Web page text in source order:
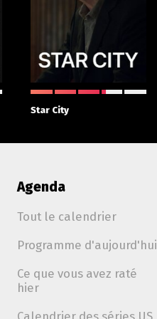
Star City
Agenda
Tout le calendrier
Programme d'aujourd'hui
Ce que vous avez raté
hier
Calendrier des séries US